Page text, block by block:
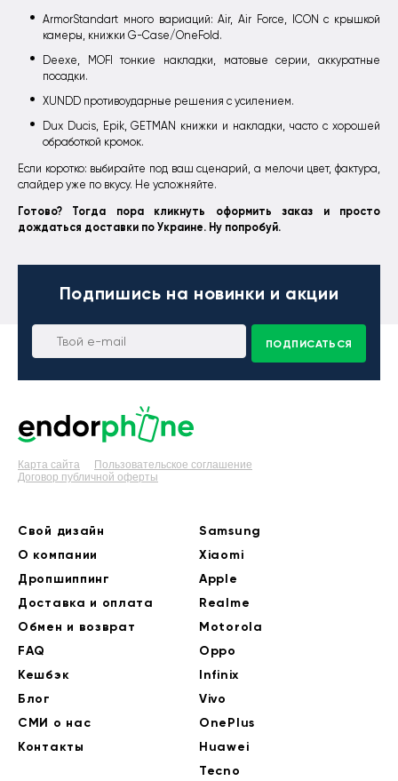
ArmorStandart много вариаций: Air, Air Force, ICON с крышкой
камеры, книжки G-Case/OneFold.
Deexe, MOFI тонкие накладки, матовые серии, аккуратные
посадки.
XUNDD противоударные решения с усилением.
Dux Ducis, Epik, GETMAN книжки и накладки, часто с хорошей
обработкой кромок.
Если коротко: выбирайте под ваш сценарий, а мелочи цвет, фактура,
слайдер уже по вкусу. Не усложняйте.
Готово? Тогда пора кликнуть оформить заказ и просто
дождаться доставки по Украине. Ну попробуй.
Подпишись на новинки и акции
ПОДПИСАТЬСЯ
Карта сайта
Пользовательское соглашение
Договор публичной оферты
Свой дизайн
О компании
Дропшиппинг
Доставка и оплата
Обмен и возврат
FAQ
Кешбэк
Блог
СМИ о нас
Контакты
Samsung
Xiaomi
Apple
Realme
Motorola
Oppo
Infinix
Vivo
OnePlus
Huawei
Tecno